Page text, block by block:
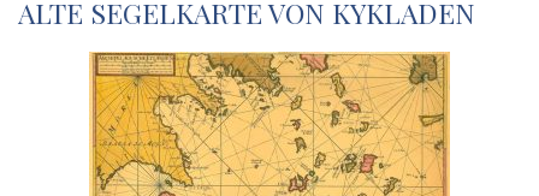
ALTE SEGELKARTE VON KYKLADEN